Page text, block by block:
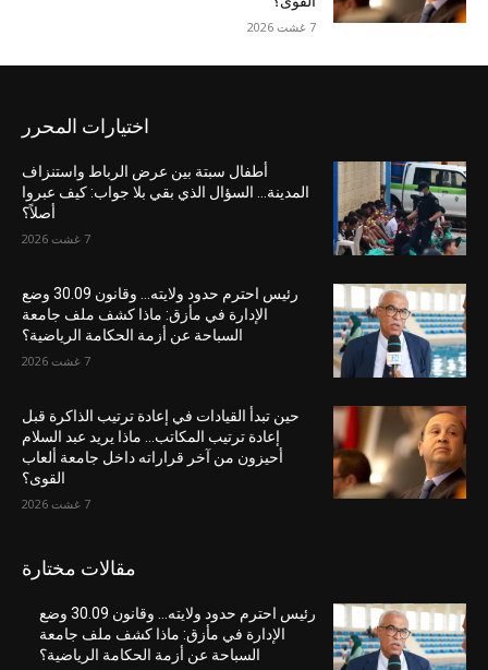
7 غشت 2026
اختيارات المحرر
أطفال سبتة بين عرض الرباط واستنزاف
المدينة… السؤال الذي بقي بلا جواب: كيف عبروا
أصلاً؟
7 غشت 2026
رئيس احترم حدود ولايته… وقانون 30.09 وضع
الإدارة في مأزق: ماذا كشف ملف جامعة
السباحة عن أزمة الحكامة الرياضية؟
7 غشت 2026
حين تبدأ القيادات في إعادة ترتيب الذاكرة قبل
إعادة ترتيب المكاتب… ماذا يريد عبد السلام
أحيزون من آخر قراراته داخل جامعة ألعاب
القوى؟
7 غشت 2026
مقالات مختارة
رئيس احترم حدود ولايته… وقانون 30.09 وضع
الإدارة في مأزق: ماذا كشف ملف جامعة
السباحة عن أزمة الحكامة الرياضية؟